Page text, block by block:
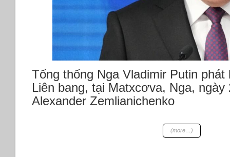
giới
*Lệnh
COVID
của
ĐCSTQ
*Điều
Tổng thống Nga Vladimir Putin
Liên bang, tại Matxcơva, Nga, ngày
Alexander Zemlianichenko
(more…)